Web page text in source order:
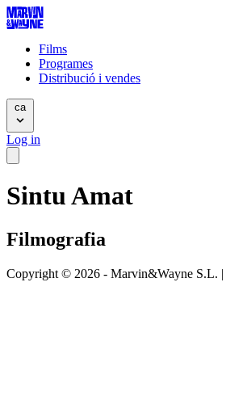
Films
Programes
Distribució i vendes
ca
Log in
Sintu Amat
Filmografia
Copyright © 2026 - Marvin&Wayne S.L. |